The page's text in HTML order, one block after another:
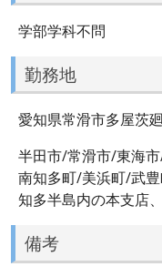
学部学科不問
勤務地
愛知県常滑市多屋茨
半田市/常滑市/東海
南知多町/美浜町/武
知多半島内の本支店
備考